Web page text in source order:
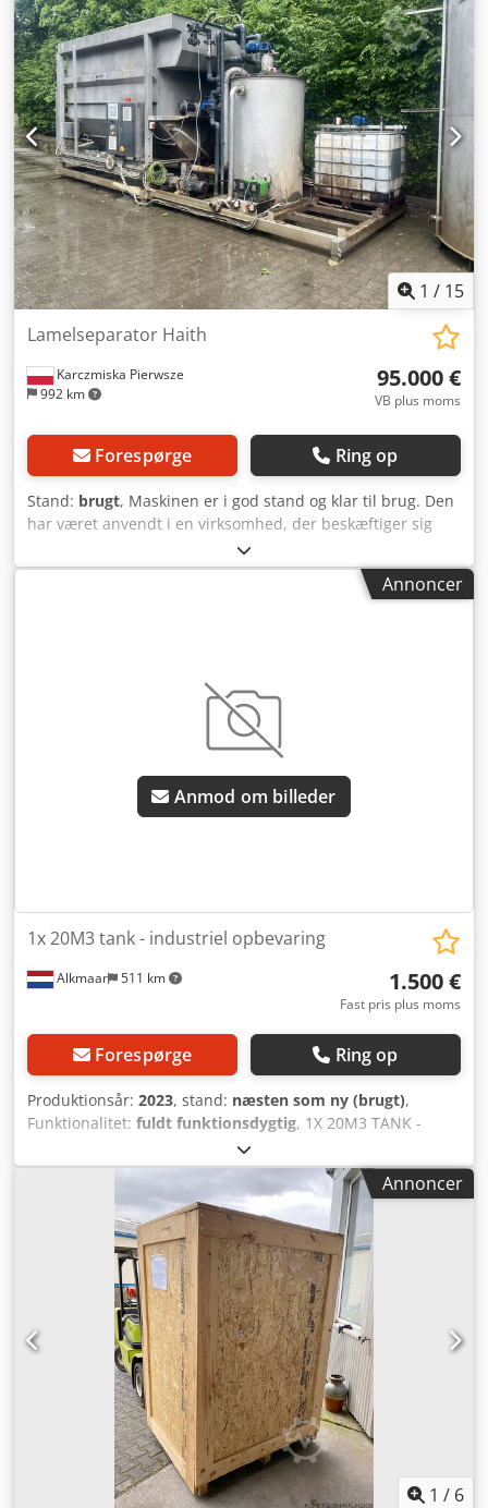
stålramme Kompakt, klar til integration Stand: Meget god
generel stand Velholdt Cjdezdykbjpfx Apnsha Fuldt
funktionsdygtig (kan demonstreres, hvis det ønskes)
Anvendelser: Vandrensning Behandling af procesvand
Forbehandlings-/filtreringssystemer Industrielle
produktionsanlæg
1 / 15
Karczmiska Pierwsze
992 km
Lamelseparator Haith
95.000 €
VB plus moms
Forespørge Ring op
Stand: brugt, Maskinen er i god stand og klar til brug. Den
har været anvendt i en virksomhed, der beskæftiger sig
med rengøring af grøntsager. Maskinen renser spildevand.
Codpjzc Ef Asfx Apnsha Se mine andre annoncer.
Annoncer
Anmod om billeder
Alkmaar 511 km
1x 20M3 tank - industriel opbevaring
1.500 €
Fast pris plus moms
Forespørge Ring op
Produktionsår: 2023, stand: næsten som ny (brugt),
Funktionalitet: fuldt funktionsdygtig, 1X 20M3 TANK -
Industriel opbevaring af vand og væsker Chsdpfx Asxl Sd
Aepnsa
Annoncer
1 / 6